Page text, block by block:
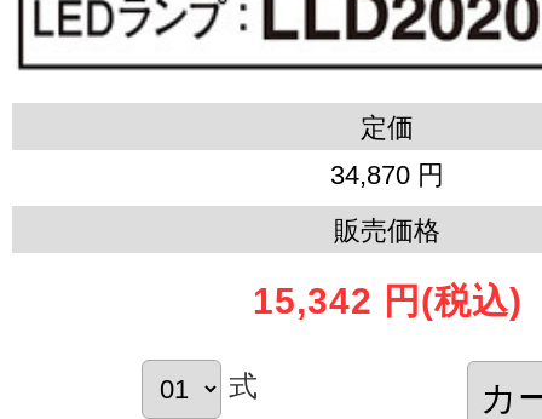
定価
34,870 円
販売価格
15,342 円 (税込)
式